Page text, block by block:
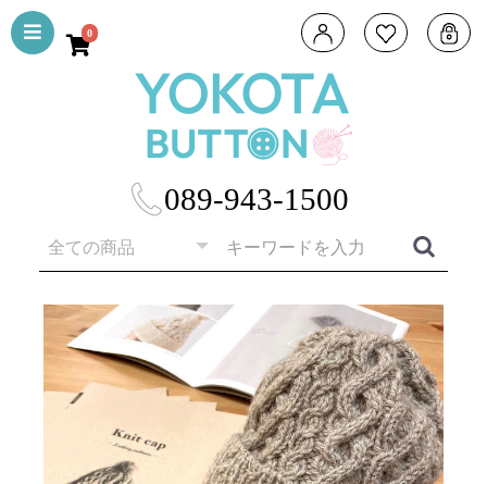
089-943-1500
0